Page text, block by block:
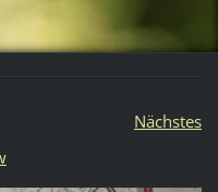
Nächstes